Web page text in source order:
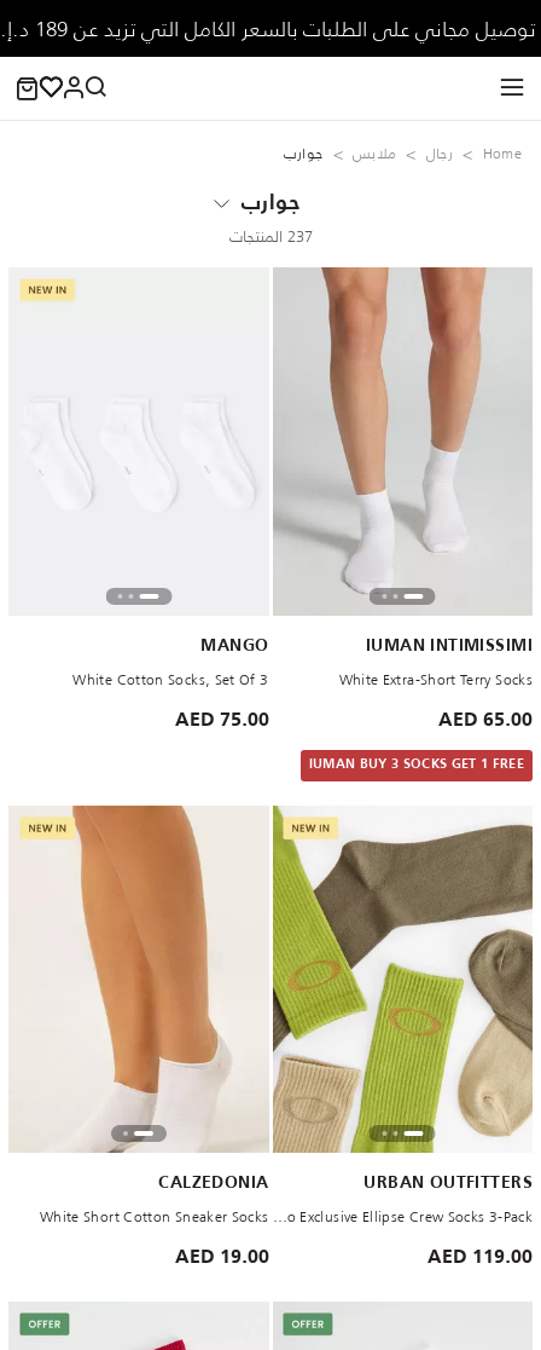
توصيل مجاني على الطلبات بالسعر الكامل التي تزيد عن 189 د.إ.
Home رجال ملابس جوارب
جوارب
237 المنتجات
IUMAN INTIMISSIMI
White Extra-Short Terry Socks
65.00 AED
IUMAN BUY 3 SOCKS GET 1 FREE
MANGO
White Cotton Socks, Set Of 3
75.00 AED
URBAN OUTFITTERS
Brown Oakley Uo Exclusive Ellipse Crew Socks 3-Pack
119.00 AED
CALZEDONIA
White Short Cotton Sneaker Socks
19.00 AED